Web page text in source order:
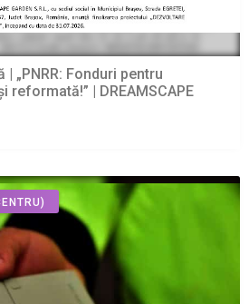
„PNRR: Fonduri pentru
reformată!” | DREAMSCAPE